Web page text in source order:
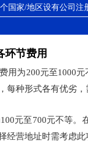
国家/地区设有公司注
环节费用
费用为200元至1000
每种形式各有优劣
100元至700元不等
经营地址时需考虑此